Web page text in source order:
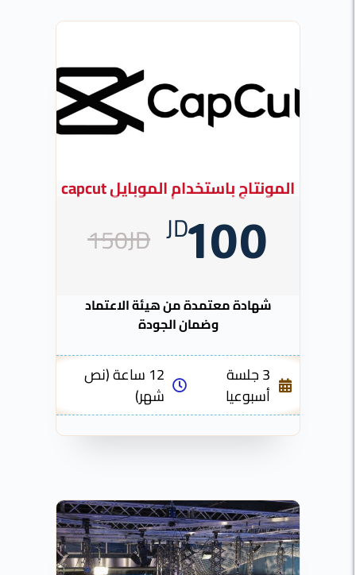
المونتاج باستخدام الموبايل capcut
100
150JD JD
شهادة معتمدة من هيئة الاعتماد
وضمان الجودة
3 جلسة
أسبوعيا
12 ساعة (نص
شهر)